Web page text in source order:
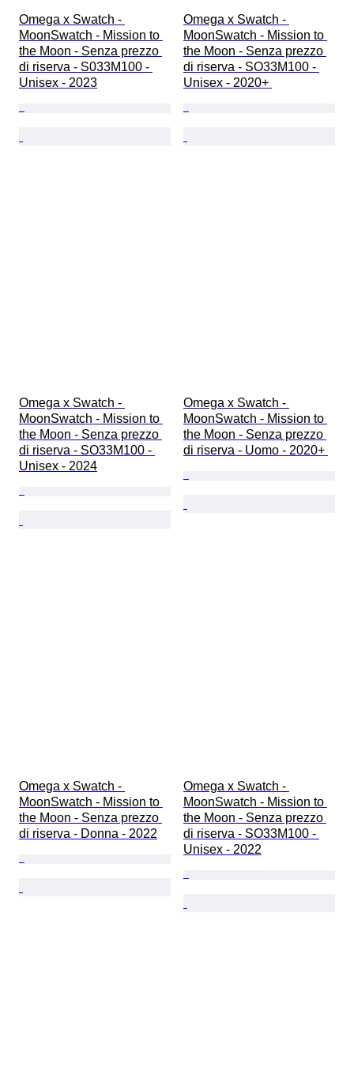
Omega x Swatch -
MoonSwatch - Mission to
the Moon - Senza prezzo
di riserva - S033M100 -
Unisex - 2023
Omega x Swatch -
MoonSwatch - Mission to
the Moon - Senza prezzo
di riserva - SO33M100 -
Unisex - 2020+
Omega x Swatch -
MoonSwatch - Mission to
the Moon - Senza prezzo
di riserva - SO33M100 -
Unisex - 2024
Omega x Swatch -
MoonSwatch - Mission to
the Moon - Senza prezzo
di riserva - Uomo - 2020+
Omega x Swatch -
MoonSwatch - Mission to
the Moon - Senza prezzo
di riserva - Donna - 2022
Omega x Swatch -
MoonSwatch - Mission to
the Moon - Senza prezzo
di riserva - SO33M100 -
Unisex - 2022